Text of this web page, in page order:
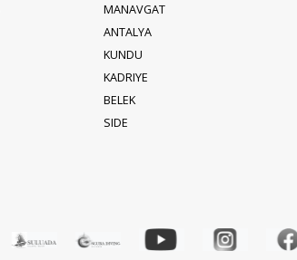
MANAVGAT
ANTALYA
KUNDU
KADRIYE
BELEK
SIDE